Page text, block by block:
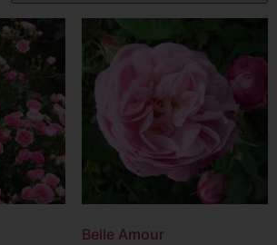
Belle Amour